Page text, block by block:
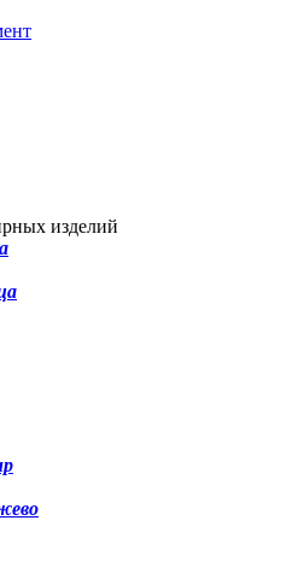
изделий